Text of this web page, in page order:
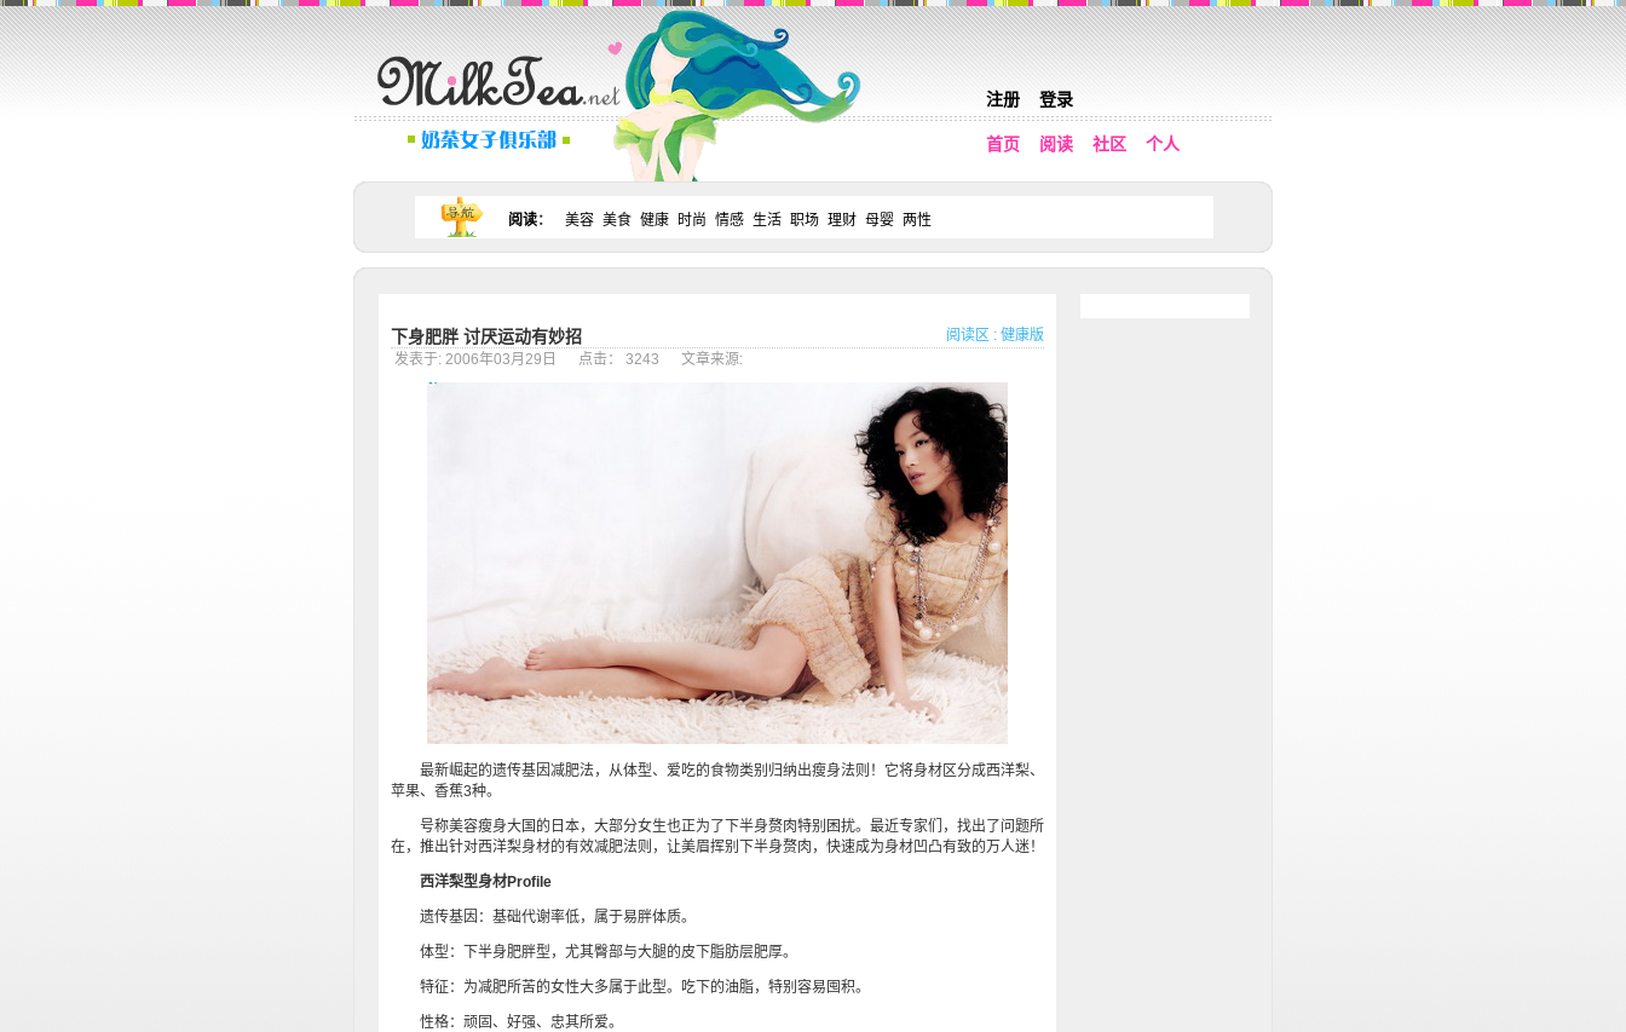
注册 登录
首页 阅读 社区 个人
阅读： 美容 美食 健康 时尚 情感 生活 职场 理财 母婴 两性
下身肥胖 讨厌运动有妙招 阅读区 : 健康版
发表于: 2006年03月29日 点击： 3243 文章来源:
最新崛起的遗传基因减肥法，从体型、爱吃的食物类别归纳出瘦身法则！它将身材区分成西洋梨、
苹果、香蕉3种。
号称美容瘦身大国的日本，大部分女生也正为了下半身赘肉特别困扰。最近专家们，找出了问题所
在，推出针对西洋梨身材的有效减肥法则，让美眉挥别下半身赘肉，快速成为身材凹凸有致的万人迷！
西洋梨型身材Profile
遗传基因：基础代谢率低，属于易胖体质。
体型：下半身肥胖型，尤其臀部与大腿的皮下脂肪层肥厚。
特征：为减肥所苦的女性大多属于此型。吃下的油脂，特别容易囤积。
性格：顽固、好强、忠其所爱。